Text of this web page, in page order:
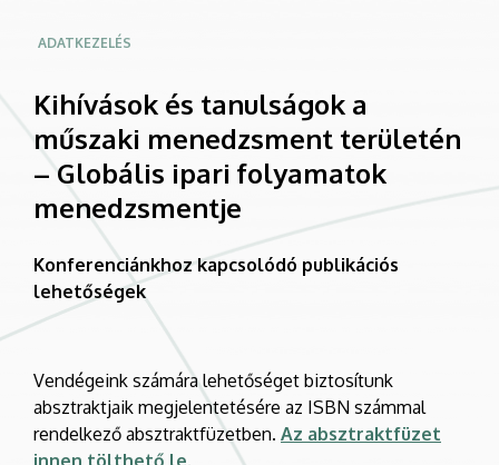
ADATKEZELÉS
Kihívások és tanulságok a
műszaki menedzsment területén
– Globális ipari folyamatok
menedzsmentje
Konferenciánkhoz kapcsolódó publikációs
lehetőségek
Vendégeink számára lehetőséget biztosítunk
absztraktjaik megjelentetésére az ISBN számmal
rendelkező absztraktfüzetben. Az absztraktfüzet
innen tölthető le.